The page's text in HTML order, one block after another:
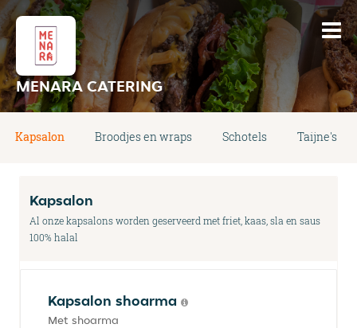
MENARA CATERING
Kapsalon Broodjes en wraps Schotels Taijne's
Kapsalon
Al onze kapsalons worden geserveerd met friet, kaas, sla en saus
100% halal
Kapsalon shoarma
Met shoarma